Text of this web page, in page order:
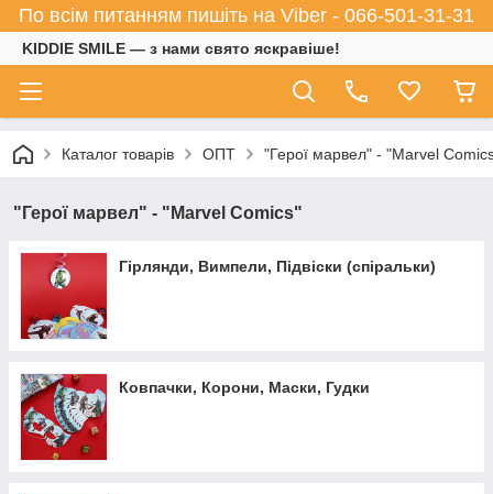
По всім питанням пишіть на Viber - 066-501-31-31
KIDDIE SMILE — з нами свято яскравіше!
Каталог товарів ОПТ "Герої марвел" - "Marvel
"Герої марвел" - "Marvel Comics"
Гірлянди, Вимпели, Підвіски (спіральки)
Ковпачки, Корони, Маски, Гудки